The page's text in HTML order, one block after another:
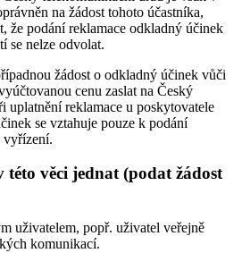
na žádost tohoto účastníka,
že podání reklamace odkladný účinek
se nelze odvolat.
žádost o odkladný účinek vůči
cenu zaslat na Český
uplatnění reklamace u poskytovatele
se vztahuje pouze k podání
vyřízení.
věci jednat (podat žádost
uživatelem, popř. uživatel veřejně
komunikací.